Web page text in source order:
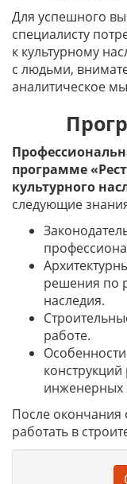
Для успешного
специалисту
к культурному
с людьми,
аналитическое
программе
культурного
следующие
решения по
наследия.
работе.
инженерных
После окончания
работать в